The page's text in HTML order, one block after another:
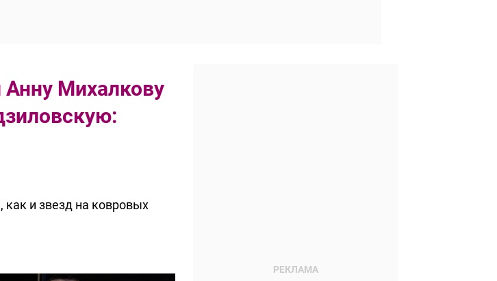
Анну Михалкову
и звезд на ковровых